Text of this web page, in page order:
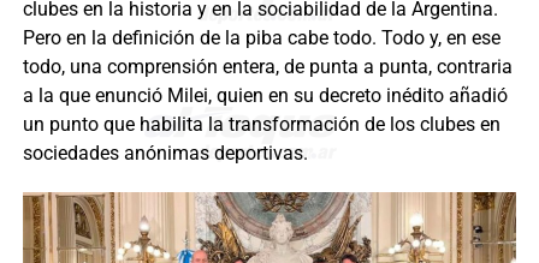
clubes en la historia y en la sociabilidad de la Argentina.
Pero en la definición de la piba cabe todo. Todo y, en ese
todo, una comprensión entera, de punta a punta, contraria
a la que enunció Milei, quien en su decreto inédito añadió
un punto que habilita la transformación de los clubes en
sociedades anónimas deportivas.